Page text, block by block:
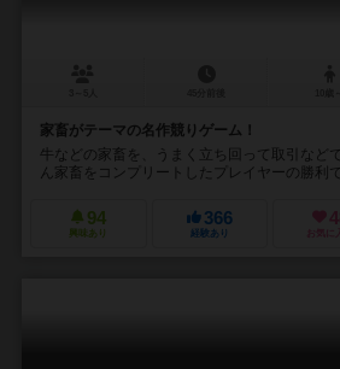
家畜がテーマの名作競りゲーム！
牛などの家畜を、うまく立ち回って取引など
ん家畜をコンプリートしたプレイヤーの勝利で
94
興味あり
366
経験あり お気に